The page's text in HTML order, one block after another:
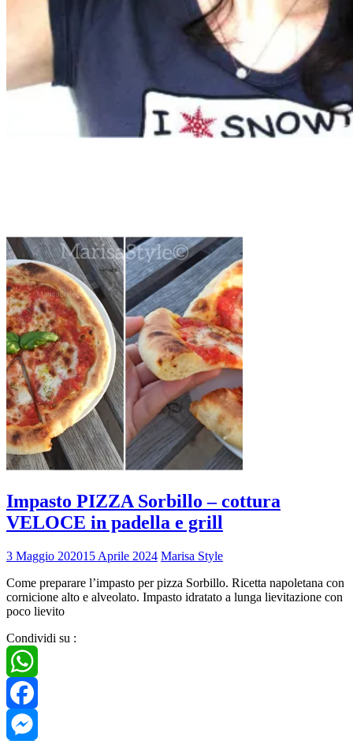
Impasto PIZZA Sorbillo – cottura
VELOCE in padella e grill
3 Maggio 202015 Aprile 2024 Marisa Style
Come preparare l’impasto per pizza Sorbillo. Ricetta napoletana con
cornicione alto e alveolato. Impasto idratato a lunga lievitazione con
poco lievito
Condividi su :
WhatsApp
Facebook